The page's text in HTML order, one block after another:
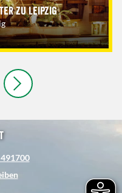
zu Leipzig